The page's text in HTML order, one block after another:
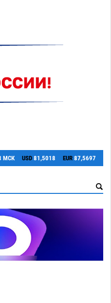
МСК USD 81,5018 EUR 87,5697